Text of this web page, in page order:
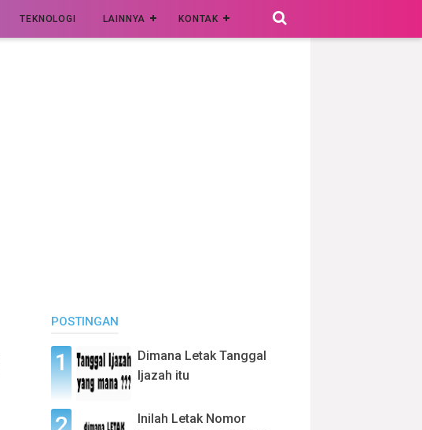
TEKNOLOGI LAINNYA KONTAK
POSTINGAN
Dimana Letak Tanggal
Ijazah itu
Inilah Letak Nomor